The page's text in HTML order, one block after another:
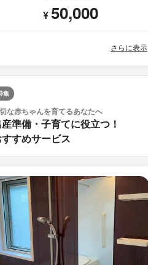
¥50,000
さらに表示
集
な赤ちゃんを育てるあなたへ
準備・子育てに役立つ！
すめサービス